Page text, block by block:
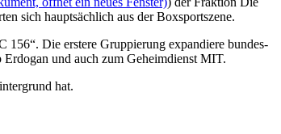
sich hauptsächlich aus der Boxsportszene.
156“. Die erstere Gruppierung expandiere bundes-
und auch zum Geheimdienst MIT.
hat.